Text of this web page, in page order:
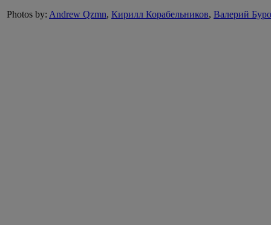
Photos by: Andrew Qzmn, Кирилл Корабельников, Валерий